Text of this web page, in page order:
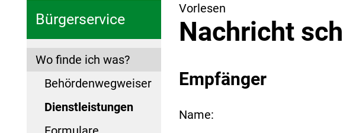
Bürgerservice
Wo finde ich was?
Behördenwegweiser
Dienstleistungen
Vorlesen
Nachricht
Empfänger
Name: